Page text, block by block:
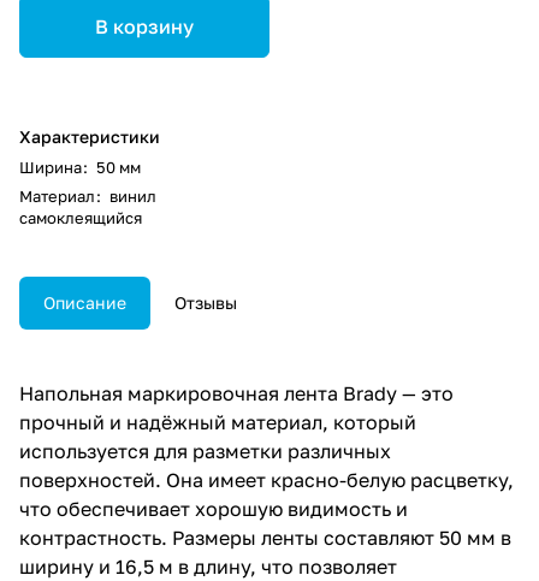
В корзину
Характеристики
Ширина: 50 мм
Материал: винил
самоклеящийся
Описание Отзывы
Напольная маркировочная лента Brady — это
прочный и надёжный материал, который
используется для разметки различных
поверхностей. Она имеет красно-белую расцветку,
что обеспечивает хорошую видимость и
контрастность. Размеры ленты составляют 50 мм в
ширину и 16,5 м в длину, что позволяет